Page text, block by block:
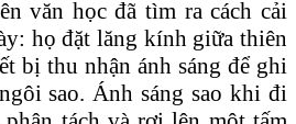
văn học đã tìm ra cách cải
họ đặt lăng kính giữa thiên
bị thu nhận ánh sáng để ghi
sao. Ánh sáng sao khi đi